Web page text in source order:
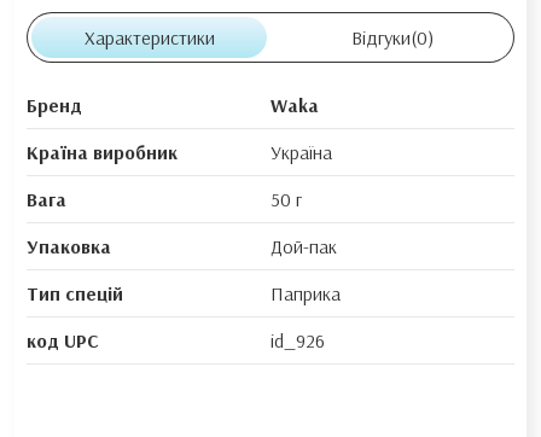
Характеристики Відгуки(0)
Бренд
Waka
Країна виробник
Україна
Вага
50 г
Упаковка
Дой-пак
Тип спецій
Паприка
код UPC
id_926